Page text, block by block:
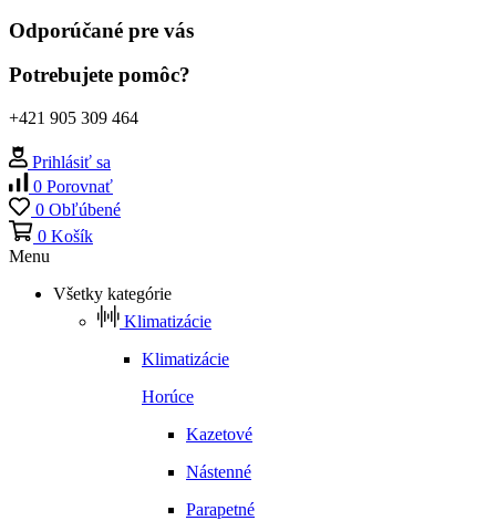
Odporúčané pre vás
Potrebujete pomôc?
+421 905 309 464
Prihlásiť sa
0 Porovnať
0 Obľúbené
0 Košík
Menu
Všetky kategórie
Klimatizácie
Klimatizácie
Horúce
Kazetové
Nástenné
Parapetné